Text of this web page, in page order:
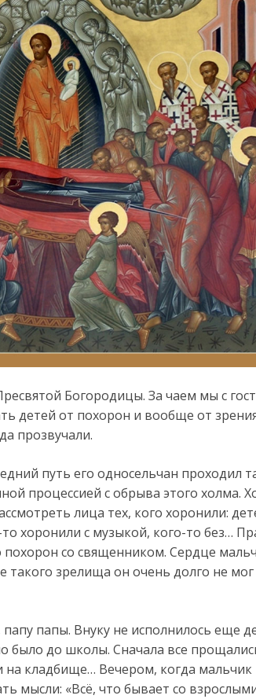
Богородицы. За чаем мы с
детей от похорон и вообще от
прозвучали.
путь его односельчан проходил
процессией с обрыва этого холма.
лица тех, кого хоронили:
хоронили с музыкой, кого-то без…
похорон со священником. Сердце
такого зрелища он очень долго не мог
папы. Внуку не исполнилось еще
было до школы. Сначала все
кладбище… Вечером, когда мальчик
мысли: «Всё, что бывает со